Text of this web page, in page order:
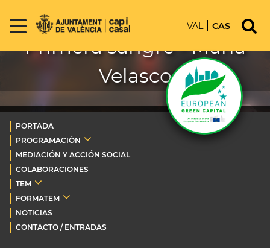
VAL CAS
Primera sangre - María
Velasco
PORTADA
PROGRAMACIÓN
MEDIACIÓN Y ACCIÓN SOCIAL
COLABORACIONES
TEM
FORMATEM
NOTICIAS
CONTACTO / ENTRADAS